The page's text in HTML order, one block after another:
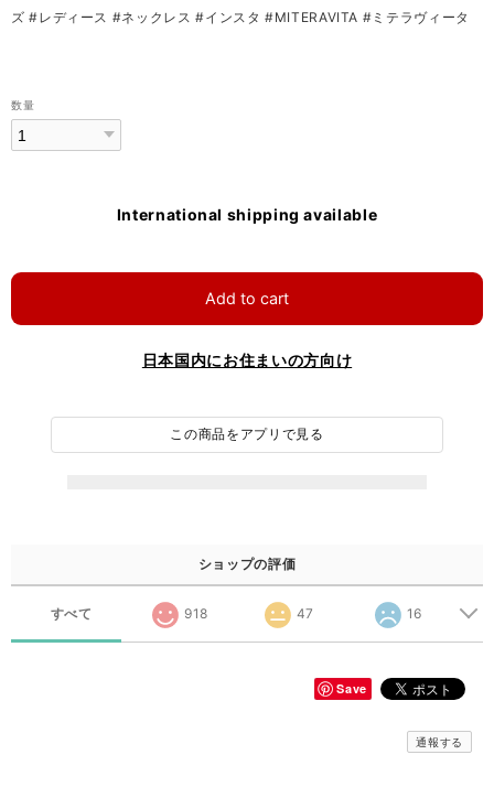
ズ #レディース #ネックレス #インスタ #MITERAVITA #ミテラヴィータ
数量
International shipping available
Add to cart
日本国内にお住まいの方向け
この商品をアプリで見る
ショップの評価
すべて 918 47 16
Save
通報する